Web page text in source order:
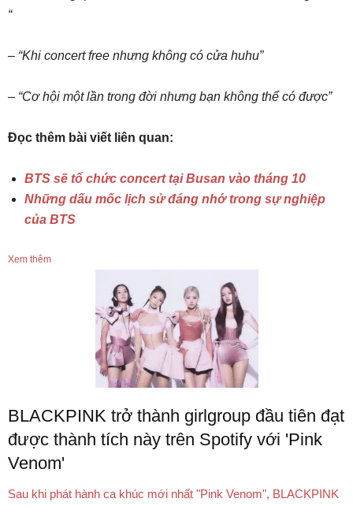
“
– “Khi concert free nhưng không có cửa huhu”
– “Cơ hội một lần trong đời nhưng bạn không thể có được”
Đọc thêm bài viết liên quan:
BTS sẽ tổ chức concert tại Busan vào tháng 10
Những dấu mốc lịch sử đáng nhớ trong sự nghiệp
của BTS
Xem thêm
BLACKPINK trở thành girlgroup đầu tiên đạt
được thành tích này trên Spotify với 'Pink
Venom'
Sau khi phát hành ca khúc mới nhất "Pink Venom", BLACKPINK